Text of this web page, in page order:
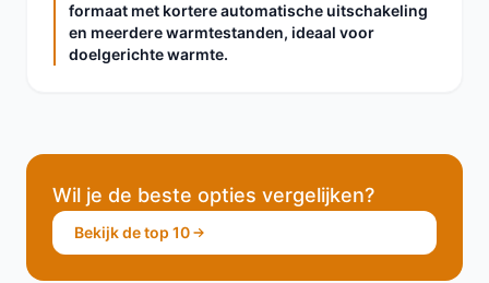
formaat met kortere automatische uitschakeling
en meerdere warmtestanden, ideaal voor
doelgerichte warmte.
Wil je de beste opties vergelijken?
Bekijk de top 10